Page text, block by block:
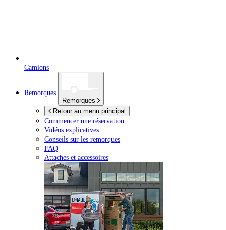
Camions
Remorques
Remorques
Retour au menu principal
Commencer une réservation
Vidéos explicatives
Conseils sur les remorques
FAQ
Attaches et accessoires